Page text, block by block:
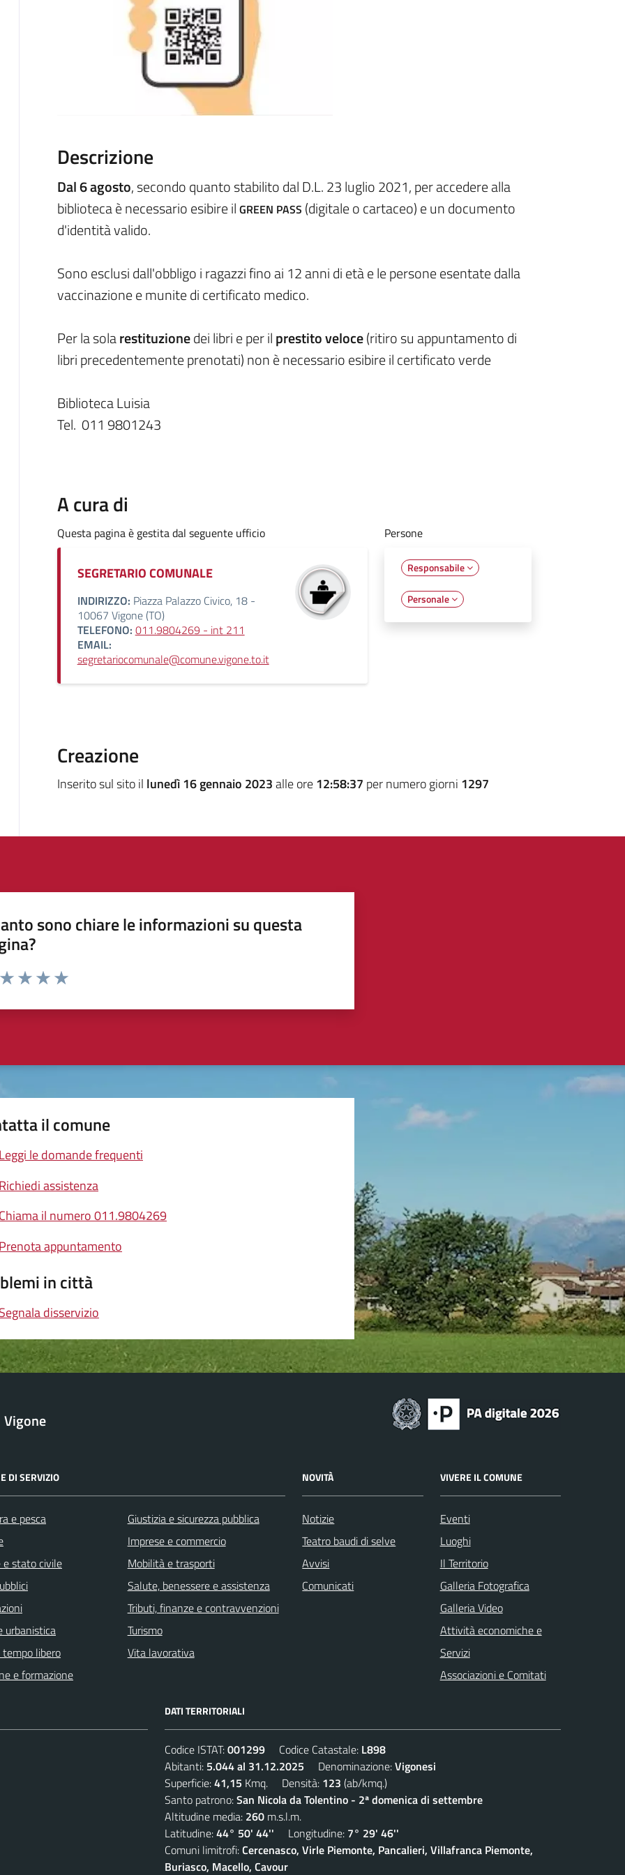
Descrizione
Dal 6 agosto, secondo quanto stabilito dal D.L. 23 luglio 2021, per accedere alla
biblioteca è necessario esibire il GREEN PASS (digitale o cartaceo) e un documento
d'identità valido.
Sono esclusi dall'obbligo i ragazzi fino ai 12 anni di età e le persone esentate dalla
vaccinazione e munite di certificato medico.
Per la solarestituzionedei libri e per ilprestito veloce(ritiro su appuntamento di
libri precedentemente prenotati) non è necessario esibire il certificato verde
Biblioteca Luisia
Tel. 011 9801243
A cura di
Questa pagina è gestita dal seguente ufficio
SEGRETARIO COMUNALE
INDIRIZZO: Piazza Palazzo Civico, 18 -
10067 Vigone (TO)
TELEFONO: 011.9804269 - int 211
EMAIL:
segretariocomunale@comune.vigone.to.it
Persone
Responsabile
Personale
Creazione
Inserito sul sito il lunedì 16 gennaio 2023alle ore12:58:37 per numero giorni 1297
sono chiare le informazioni su questa
da 1 a 5 stelle la pagina
il comune
le domande frequenti
assistenza
il numero 011.9804269
appuntamento
in città
disservizio
Vigone
DI SERVIZIO
e pesca
e stato civile
urbanistica
libero
e formazione
Giustizia e sicurezza pubblica
Imprese e commercio
Mobilità e trasporti
Salute, benessere e assistenza
Tributi, finanze e contravvenzioni
Turismo
Vita lavorativa
NOVITÀ
Notizie
Teatro baudi di selve
Avvisi
Comunicati
VIVERE IL COMUNE
Eventi
Luoghi
Il Territorio
Galleria Fotografica
Galleria Video
Attività economiche e
Servizi
Associazioni e Comitati
DATI TERRITORIALI
Codice ISTAT:001299 Codice Catastale: L898
Abitanti: 5.044 al 31.12.2025 Denominazione:Vigonesi
Superficie:41,15 Kmq. Densità: 123 (ab/kmq.)
Santo patrono:San Nicola da Tolentino - 2ª domenica di settembre
Altitudine media: 260 m.s.l.m.
Latitudine:44° 50' 44'' Longitudine: 7° 29' 46''
Comuni limitrofi:Cercenasco, Virle Piemonte, Pancalieri, Villafranca Piemonte,
Buriasco, Macello, Cavour